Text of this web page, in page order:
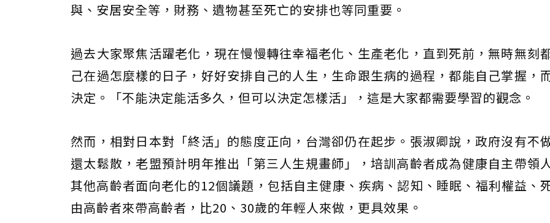
與、安居安全等，財務、遺物甚至死亡的安排也等同重要。
過去大家聚焦活躍老化，現在慢慢轉往幸福老化、生產老化，直到死前，無時無刻
己在過怎麼樣的日子，好好安排自己的人生，生命跟生病的過程，都能自己掌握，
決定。「不能決定能活多久，但可以決定怎樣活」，這是大家都需要學習的觀念。
然而，相對日本對「終活」的態度正向，台灣卻仍在起步。張淑卿說，政府沒有不
還太鬆散，老盟預計明年推出「第三人生規畫師」，培訓高齡者成為健康自主帶領
其他高齡者面向老化的12個議題，包括自主健康、疾病、認知、睡眠、福利權益、
由高齡者來帶高齡者，比20、30歲的年輕人來做，更具效果。